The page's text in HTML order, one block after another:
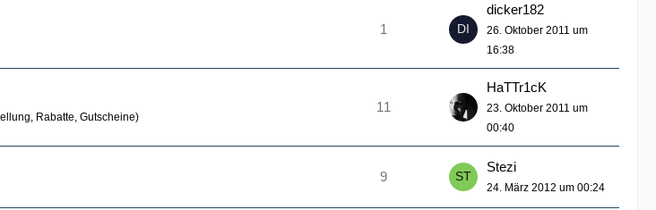
1
dicker182
26. Oktober 2011 um
16:38
Rabatte, Gutscheine)
11
HaTTr1cK
23. Oktober 2011 um
00:40
9
Stezi
24. März 2012 um 00:24